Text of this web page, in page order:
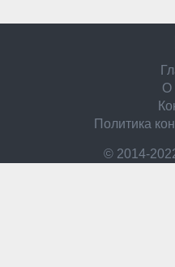
О
Политика
© 2014-